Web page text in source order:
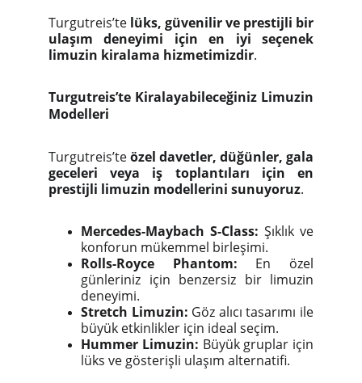
Turgutreis’te lüks, güvenilir ve prestijli bir
ulaşım deneyimi için en iyi seçenek
limuzin kiralama hizmetimizdir.
Turgutreis’te Kiralayabileceğiniz Limuzin
Modelleri
Turgutreis’teözel davetler, düğünler, gala
geceleri veya iş toplantıları için en
prestijli limuzin modellerini sunuyoruz.
Mercedes-Maybach S-Class: Şıklık ve
konforun mükemmel birleşimi.
Rolls-Royce Phantom: En özel
günleriniz için benzersiz bir limuzin
deneyimi.
Stretch Limuzin: Göz alıcı tasarımı ile
büyük etkinlikler için ideal seçim.
Hummer Limuzin: Büyük gruplar için
lüks ve gösterişli ulaşım alternatifi.